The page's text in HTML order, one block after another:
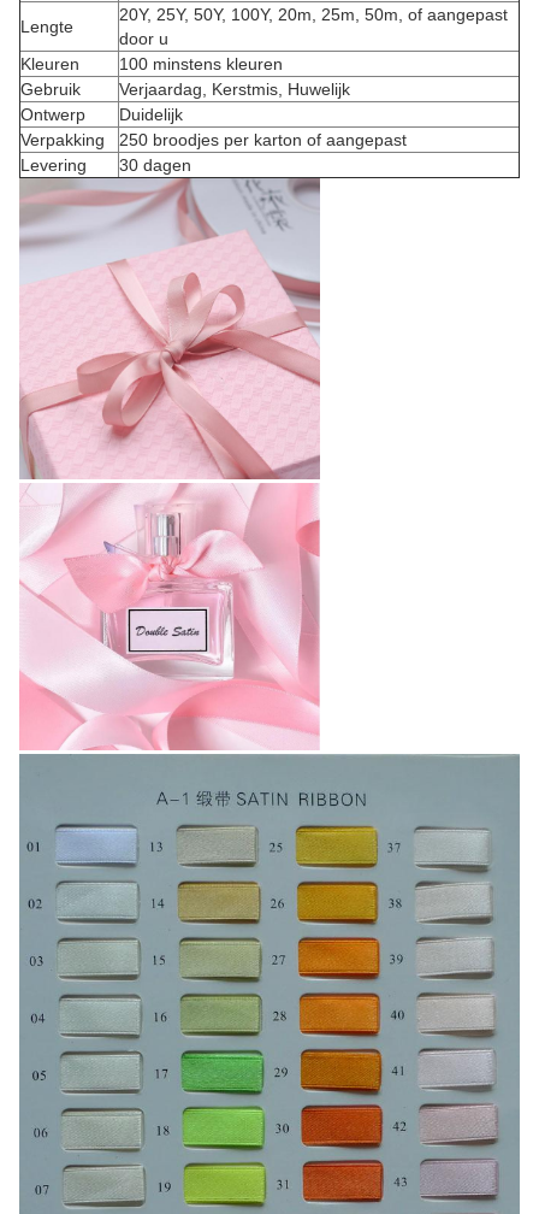
Lengte
20Y, 25Y, 50Y, 100Y, 20m, 25m, 50m, of aangepast
door u
Kleuren
100 minstens kleuren
Gebruik
Verjaardag, Kerstmis, Huwelijk
Ontwerp
Duidelijk
Verpakking
250 broodjes per karton of aangepast
Levering
30 dagen